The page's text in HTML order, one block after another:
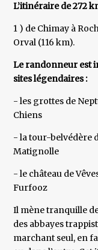
L’itinéraire de 272
1 ) de Chimay à
Orval (116 km).
Le randonneur est
sites légendaires :
- les grottes
Chiens
- la tour-
Matignolle
- le château
Furfooz
Il mène tranquille
des abbayes
marchant seul, en